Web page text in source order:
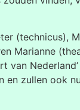
(technicus),
Marianne
van
en zullen ook